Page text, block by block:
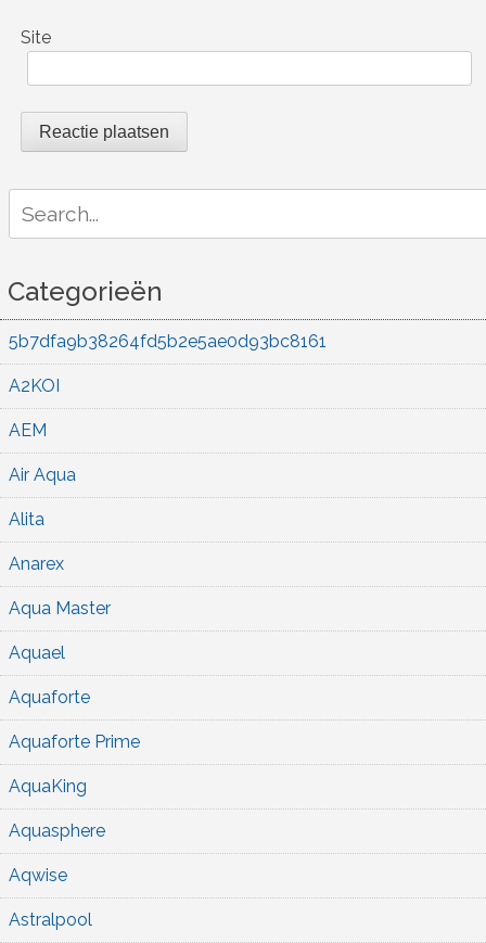
Site
for:
Categorieën
5b7dfa9b38264fd5b2e5ae0d93bc8161
A2KOI
AEM
Air Aqua
Alita
Anarex
Aqua Master
Aquael
Aquaforte
Aquaforte Prime
AquaKing
Aquasphere
Aqwise
Astralpool